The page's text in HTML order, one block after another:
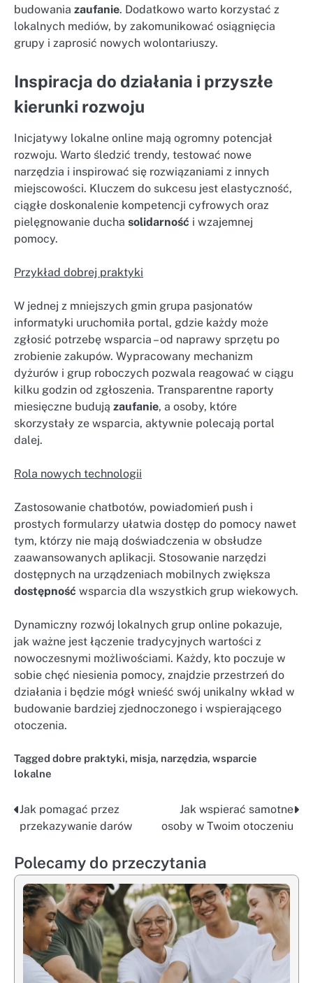
budowania zaufanie. Dodatkowo warto korzystać z
lokalnych mediów, by zakomunikować osiągnięcia
grupy i zaprosić nowych wolontariuszy.
Inspiracja do działania i przyszłe
kierunki rozwoju
Inicjatywy lokalne online mają ogromny potencjał
rozwoju. Warto śledzić trendy, testować nowe
narzędzia i inspirować się rozwiązaniami z innych
miejscowości. Kluczem do sukcesu jest elastyczność,
ciągłe doskonalenie kompetencji cyfrowych oraz
pielęgnowanie ducha solidarność i wzajemnej
pomocy.
Przykład dobrej praktyki
W jednej z mniejszych gmin grupa pasjonatów
informatyki uruchomiła portal, gdzie każdy może
zgłosić potrzebę wsparcia – od naprawy sprzętu po
zrobienie zakupów. Wypracowany mechanizm
dyżurów i grup roboczych pozwala reagować w ciągu
kilku godzin od zgłoszenia. Transparentne raporty
miesięczne budują zaufanie, a osoby, które
skorzystały ze wsparcia, aktywnie polecają portal
dalej.
Rola nowych technologii
Zastosowanie chatbotów, powiadomień push i
prostych formularzy ułatwia dostęp do pomocy nawet
tym, którzy nie mają doświadczenia w obsłudze
zaawansowanych aplikacji. Stosowanie narzędzi
dostępnych na urządzeniach mobilnych zwiększa
dostępność wsparcia dla wszystkich grup wiekowych.
Dynamiczny rozwój lokalnych grup online pokazuje,
jak ważne jest łączenie tradycyjnych wartości z
nowoczesnymi możliwościami. Każdy, kto poczuje w
sobie chęć niesienia pomocy, znajdzie przestrzeń do
działania i będzie mógł wnieść swój unikalny wkład w
budowanie bardziej zjednoczonego i wspierającego
otoczenia.
Tagged dobre praktyki, misja, narzędzia, wsparcie
lokalne
Nawigacja
wpisu
Jak pomagać przez
przekazywanie darów
Jak wspierać samotne
osoby w Twoim otoczeniu
Polecamy do przeczytania